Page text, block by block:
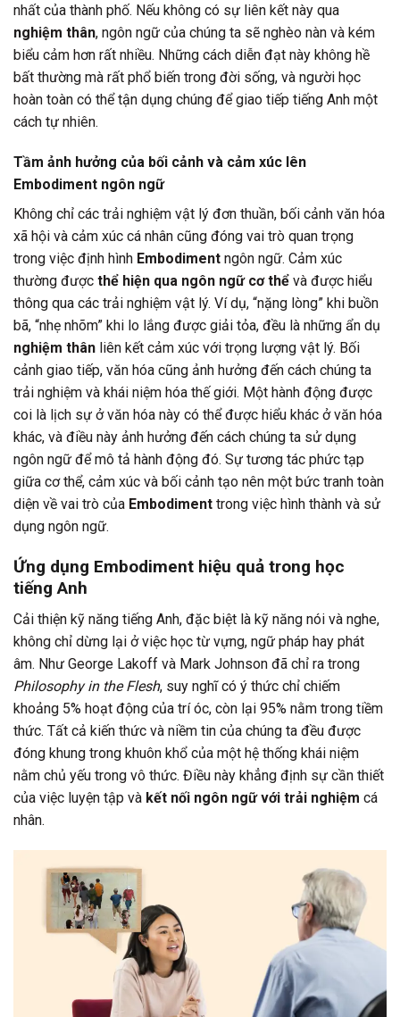
nhất của thành phố. Nếu không có sự liên kết này qua
nghiệm thân, ngôn ngữ của chúng ta sẽ nghèo nàn và kém
biểu cảm hơn rất nhiều. Những cách diễn đạt này không hề
bất thường mà rất phổ biến trong đời sống, và người học
hoàn toàn có thể tận dụng chúng để giao tiếp tiếng Anh một
cách tự nhiên.
Tầm ảnh hưởng của bối cảnh và cảm xúc lên
Embodiment ngôn ngữ
Không chỉ các trải nghiệm vật lý đơn thuần, bối cảnh văn hóa
xã hội và cảm xúc cá nhân cũng đóng vai trò quan trọng
trong việc định hình Embodiment ngôn ngữ. Cảm xúc
thường được thể hiện qua ngôn ngữ cơ thể và được hiểu
thông qua các trải nghiệm vật lý. Ví dụ, “nặng lòng” khi buồn
bã, “nhẹ nhõm” khi lo lắng được giải tỏa, đều là những ẩn dụ
nghiệm thân liên kết cảm xúc với trọng lượng vật lý. Bối
cảnh giao tiếp, văn hóa cũng ảnh hưởng đến cách chúng ta
trải nghiệm và khái niệm hóa thế giới. Một hành động được
coi là lịch sự ở văn hóa này có thể được hiểu khác ở văn hóa
khác, và điều này ảnh hưởng đến cách chúng ta sử dụng
ngôn ngữ để mô tả hành động đó. Sự tương tác phức tạp
giữa cơ thể, cảm xúc và bối cảnh tạo nên một bức tranh toàn
diện về vai trò của Embodiment trong việc hình thành và sử
dụng ngôn ngữ.
Ứng dụng Embodiment hiệu quả trong học
tiếng Anh
Cải thiện kỹ năng tiếng Anh, đặc biệt là kỹ năng nói và nghe,
không chỉ dừng lại ở việc học từ vựng, ngữ pháp hay phát
âm. Như George Lakoff và Mark Johnson đã chỉ ra trong
Philosophy in the Flesh, suy nghĩ có ý thức chỉ chiếm
khoảng 5% hoạt động của trí óc, còn lại 95% nằm trong tiềm
thức. Tất cả kiến thức và niềm tin của chúng ta đều được
đóng khung trong khuôn khổ của một hệ thống khái niệm
nằm chủ yếu trong vô thức. Điều này khẳng định sự cần thiết
của việc luyện tập và kết nối ngôn ngữ với trải nghiệm cá
nhân.